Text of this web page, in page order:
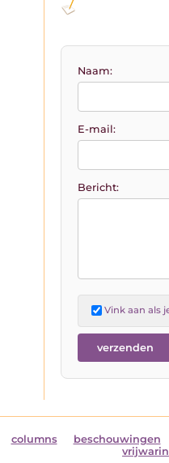
Naam:
E-mail:
Bericht:
Vink aan als
columns beschouwingen